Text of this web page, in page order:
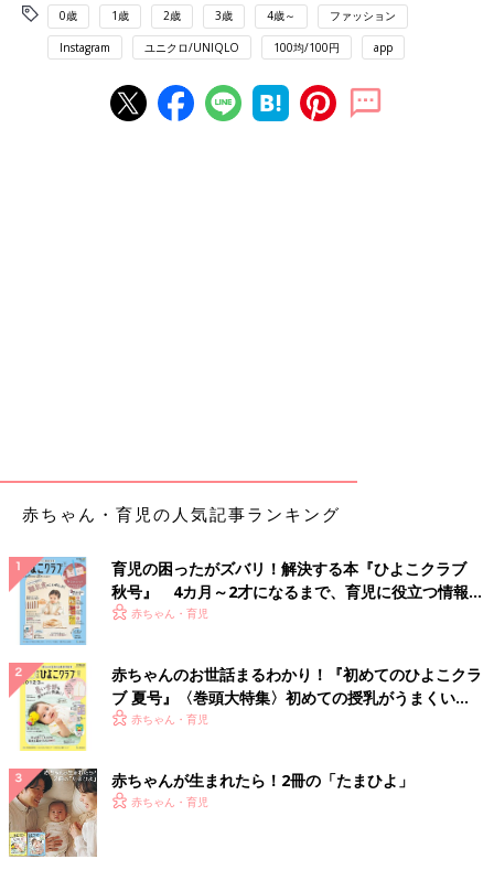
0歳 1歳 2歳 3歳 4歳～ ファッション
Instagram ユニクロ/UNIQLO 100均/100円 app
赤ちゃん・育児の人気記事ランキング
育児の困ったがズバリ！解決する本『ひよこクラブ
秋号』 4カ月～2才になるまで、育児に役立つ情報が
いっぱい！
赤ちゃん・育児
赤ちゃんのお世話まるわかり！『初めてのひよこクラ
ブ 夏号』〈巻頭大特集〉初めての授乳がうまくい
く！ おっぱい・ミルクの基本と夏のトラブル 解決テ
赤ちゃん・育児
赤ちゃんが生まれたら！2冊の「たまひよ」
赤ちゃん・育児